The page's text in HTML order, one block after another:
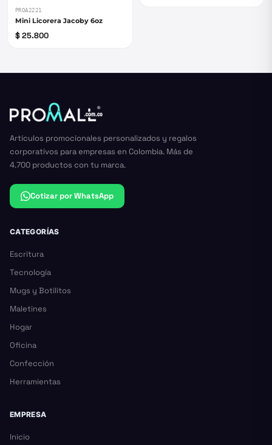
PROA2221
Mini Licorera Jacoby 6oz
$ 25.800
Artículos promocionales personalizados y regalos
corporativos para empresas en Colombia. Más de
4.700 productos con tu marca.
Cotizar por WhatsApp
CATEGORÍAS
Escritura
Tecnología
Mugs y Botilitos
Maletines
Hogar
Oficina
Confección
Herramientas
EMPRESA
Inicio